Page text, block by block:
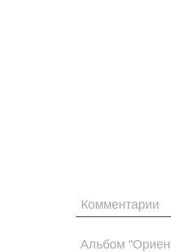
Комментарии
Альбом